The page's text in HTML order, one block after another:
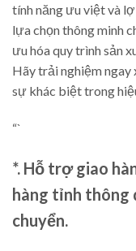
tính năng ưu việt và
lựa chọn thông minh
ưu hóa quy trình sản
Hãy trải nghiệm ngay
sự khác biệt trong
“`
*. Hỗ trợ giao
hàng tỉnh thông
chuyển.